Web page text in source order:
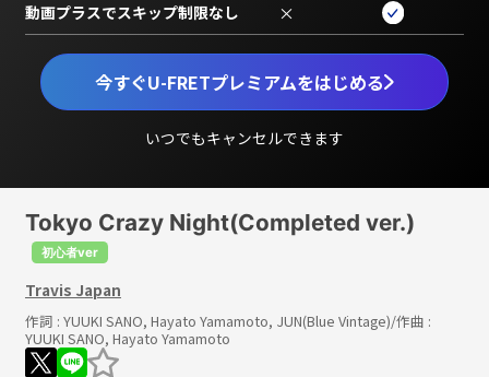
今すぐU-FRETプレミアムをはじめる
いつでもキャンセルできます
動画プラスでスキップ制限なし ×
Tokyo Crazy Night(Completed ver.)
初心者ver
Travis Japan
作詞 : YUUKI SANO, Hayato Yamamoto, JUN(Blue Vintage)/作曲 :
YUUKI SANO, Hayato Yamamoto